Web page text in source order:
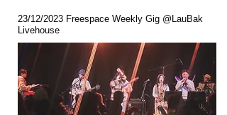
23/12/2023 Freespace Weekly Gig @LauBak
Livehouse